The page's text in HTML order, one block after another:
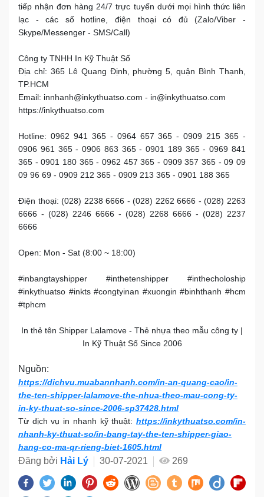
tiếp nhận đơn hàng 24/7 trực tuyến dưới mọi hình thức liên
lạc - các số hotline, điện thoại có đủ (Zalo/Viber -
Skype/Messenger - SMS/Call)
Công ty TNHH In Kỹ Thuật Số
Địa chỉ: 365 Lê Quang Định, phường 5, quận Bình Thạnh,
TP.HCM
Email: innhanh@inkythuatso.com - in@inkythuatso.com
https://inkythuatso.com
Hotline: 0962 941 365 - 0964 657 365 - 0909 215 365 -
0906 961 365 - 0906 863 365 - 0901 189 365 - 0969 841
365 - 0901 180 365 - 0962 457 365 - 0909 357 365 - 09 09
09 96 69 - 0909 212 365 - 0909 213 365 - 0901 188 365
Điện thoại: (028) 2238 6666 - (028) 2262 6666 - (028) 2263
6666 - (028) 2246 6666 - (028) 2268 6666 - (028) 2237
6666
Open: Mon - Sat (8:00 ~ 18:00)
#inbangtayshipper #inthetenshipper #inthecholoship
#inkythuatso #inkts #congtyinan #xuongin #binhthanh #hcm
#tphcm
In thẻ tên Shipper Lalamove - Thẻ nhựa theo mẫu công ty |
In Kỹ Thuật Số Since 2006
Nguồn:
https://dichvu.muabannhanh.com/in-an-quang-cao/in-
the-ten-shipper-lalamove-the-nhua-theo-mau-cong-ty-
in-ky-thuat-so-since-2006-sp37428.html
Từ dịch vụ in nhanh kỹ thuật: https://inkythuatso.com/in-
nhanh-ky-thuat-so/in-bang-tay-the-ten-shipper-giao-
hang-co-ma-qr-rieng-biet-1605.html
Đăng bởi Hải Lý 30-07-2021 269